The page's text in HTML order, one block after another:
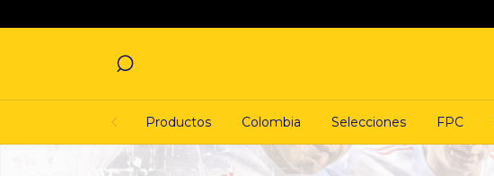
Productos Colombia Selecciones FPC